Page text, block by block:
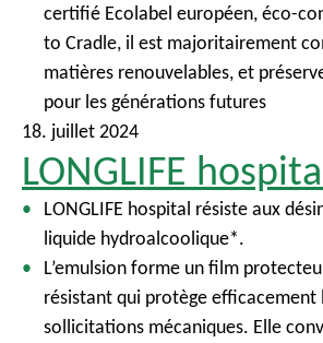
certifié Ecolabel européen, éco-
to Cradle, il est majoritairement
matières renouvelables, et
pour les générations futures
18. juillet 2024
LONGLIFE
LONGLIFE hospital résiste aux
liquide hydroalcoolique*.
L’emulsion forme un film
résistant qui protège efficacement
sollicitations mécaniques. Elle